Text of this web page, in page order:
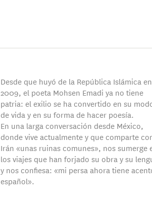
Desde que huyó de la República Islámica en
2009, el poeta Mohsen Emadi ya no tiene
patria: el exilio se ha convertido en su
de vida y en su forma de hacer poesía.
En una larga conversación desde México,
donde vive actualmente y que comparte
Irán «unas ruinas comunes», nos sumerge
los viajes que han forjado su obra y su
y nos confiesa: «mi persa ahora tiene
español».